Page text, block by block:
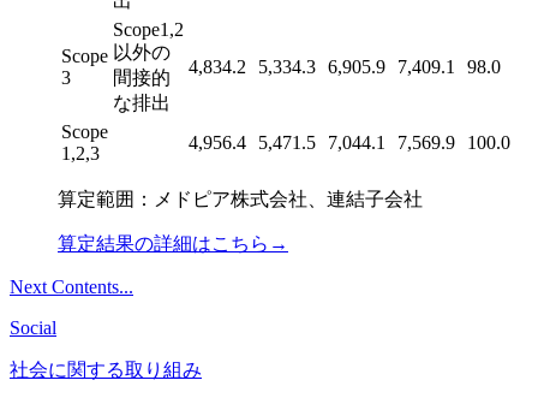
Scope
3
Scope1,2
以外の
間接的
な排出
4,834.2 5,334.3 6,905.9 7,409.1 98.0
Scope
1,2,3
4,956.4 5,471.5 7,044.1 7,569.9 100.0
算定範囲：メドピア株式会社、連結子会社
算定結果の詳細はこちら→
Next Contents...
Social
社会に関する取り組み